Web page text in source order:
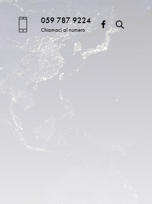
059 787 9224
Chiamaci al numero